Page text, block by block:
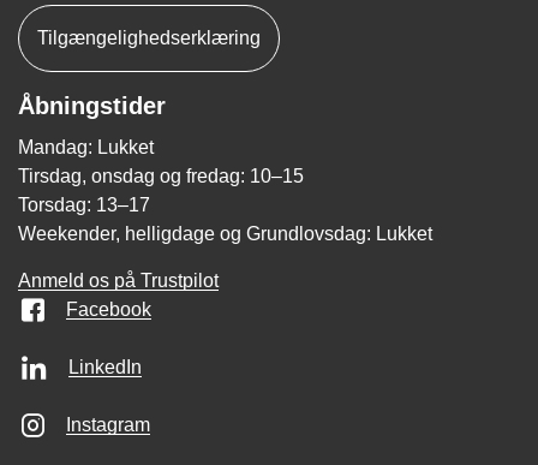
Tilgængelighedserklæring
Åbningstider
Mandag: Lukket
Tirsdag, onsdag og fredag: 10–15
Torsdag: 13–17
Weekender, helligdage og Grundlovsdag: Lukket
Anmeld os på Trustpilot
Facebook
LinkedIn
Instagram